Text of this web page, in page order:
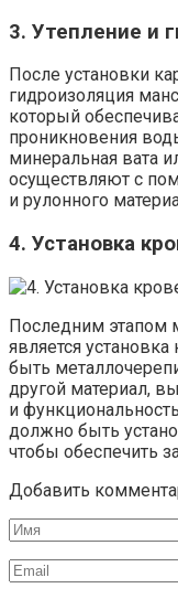
3. Утепление и
После установки
гидроизоляция
который
проникновения
минеральная вата
осуществляют с
и рулонного
4. Установка
Последним этапом
является
быть
другой материал,
и
должно быть
чтобы обеспечить
Добавить
Имя
Email